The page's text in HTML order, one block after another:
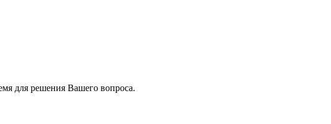
для решения Вашего вопроса.